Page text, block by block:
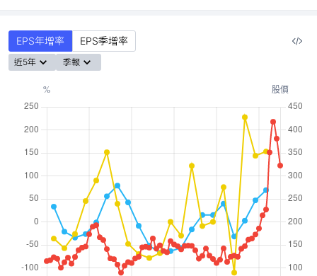
EPS年增率 EPS季增率
近5年 季報